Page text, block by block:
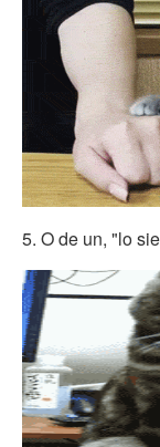
5. O de un, "lo